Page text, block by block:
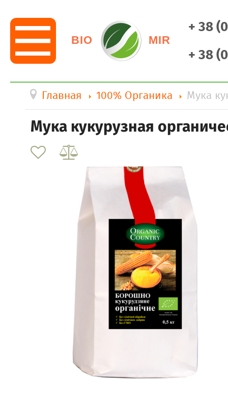
BIO MIR
+ 38
+ 38
Главная 100% Органика Мука
Мука кукурузная